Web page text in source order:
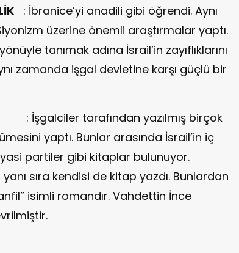
: İbranice’yi anadili gibi öğrendi. Aynı
üzerine önemli araştırmalar yaptı.
tanımak adına İsrail’in zayıflıklarını
zamanda işgal devletine karşı güçlü bir
tarafından yazılmış birçok
yaptı. Bunlar arasında İsrail’in iç
partiler gibi kitaplar bulunuyor.
sıra kendisi de kitap yazdı. Bunlardan
isimli romandır. Vahdettin İnce